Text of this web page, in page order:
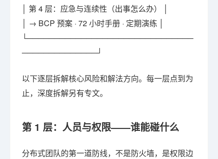
│ 第 4 层：应急与连续性（出事怎么办） │
│ → BCP 预案 · 72 小时手册 · 定期演练 │
└───────────────────────────────
──────────────┘
以下逐层拆解核心风险和解法方向。每一层点到为
止，深度拆解另有专文。
第 1 层：人员与权限——谁能碰什么
分布式团队的第一道防线，不是防火墙，是权限边